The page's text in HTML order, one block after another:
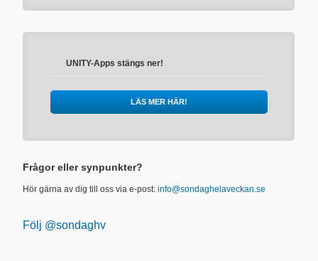
UNITY-Apps stängs ner!
LÄS MER HÄR!
Frågor eller synpunkter?
Hör gärna av dig till oss via e-post:info@sondaghelaveckan.se
Följ @sondaghv